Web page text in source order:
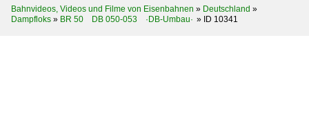
Bahnvideos, Videos und Filme von Eisenbahnen » Deutschland »
Dampfloks » BR 50 DB 050-053 ·DB-Umbau· » ID 10341